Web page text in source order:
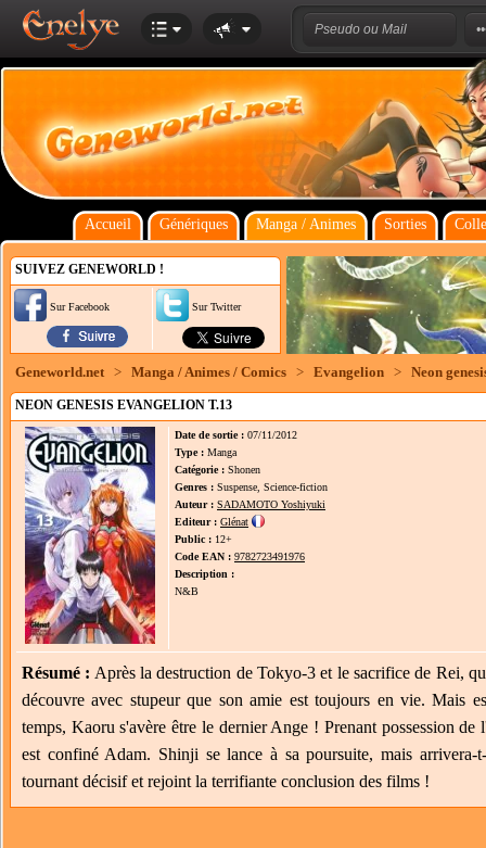
Accueil Génériques Manga / Animes Sorties
SUIVEZ GENEWORLD !
Sur Facebook Sur Twitter
Geneworld.net > Manga / Animes / Comics > Evangelion > Neon
NEON GENESIS EVANGELION T.13
Date de sortie : 07/11/2012
Type : Manga
Catégorie : Shonen
Genres : Suspense, Science-fiction
Auteur : SADAMOTO Yoshiyuki
Editeur : Glénat
Public : 12+
Code EAN : 9782723491976
Description :
N&B
Résumé : Après la destruction de Tokyo-3 et le sacrifice de Rei,
découvre avec stupeur que son amie est toujours en vie. Mais
temps, Kaoru s'avère être le dernier Ange ! Prenant possession
est confiné Adam. Shinji se lance à sa poursuite, mais
tournant décisif et rejoint la terrifiante conclusion des films !